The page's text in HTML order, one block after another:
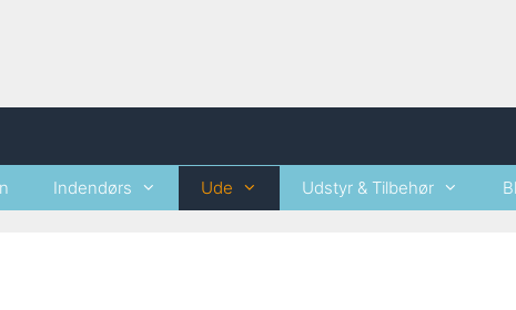
Indendørs Ude Udstyr & Tilbehør